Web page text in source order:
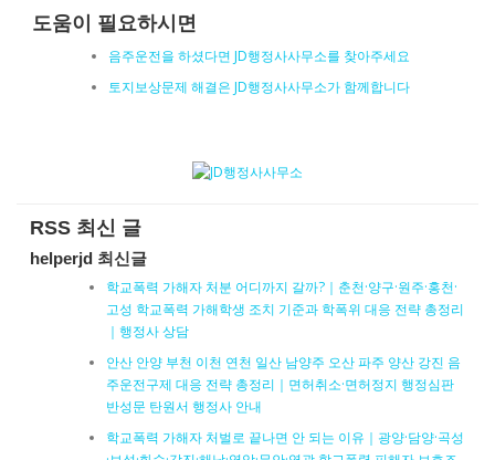
도움이 필요하시면
음주운전을 하셨다면 JD행정사사무소를 찾아주세요
토지보상문제 해결은 JD행정사사무소가 함께합니다
RSS 최신 글
helperjd 최신글
학교폭력 가해자 처분 어디까지 갈까?｜춘천·양구·원주·홍천·
고성 학교폭력 가해학생 조치 기준과 학폭위 대응 전략 총정리
｜행정사 상담
안산 안양 부천 이천 연천 일산 남양주 오산 파주 양산 강진 음
주운전구제 대응 전략 총정리｜면허취소·면허정지 행정심판
반성문 탄원서 행정사 안내
학교폭력 가해자 처벌로 끝나면 안 되는 이유｜광양·담양·곡성